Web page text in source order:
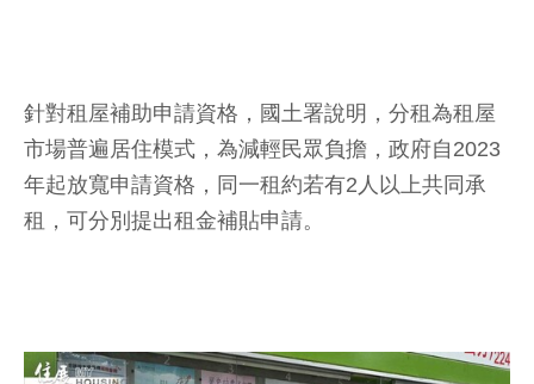
針對租屋補助申請資格，國土署說明，分租為租屋
市場普遍居住模式，為減輕民眾負擔，政府自2023
年起放寬申請資格，同一租約若有2人以上共同承
租，可分別提出租金補貼申請。